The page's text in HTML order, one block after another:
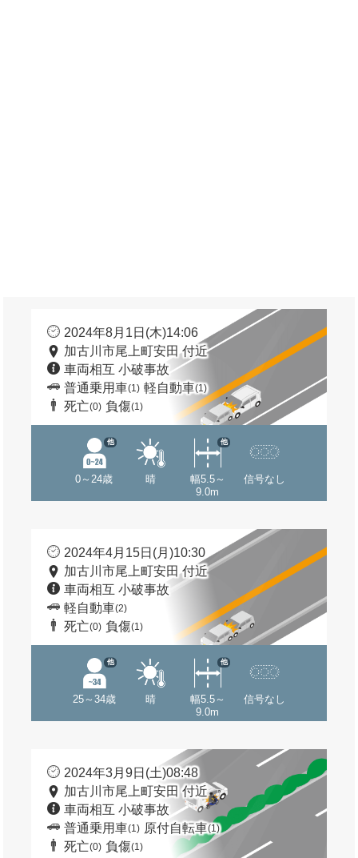
2024年8月1日(木)14:06
加古川市尾上町安田 付近
車両相互 小破事故
普通乗用車(1) 軽自動車(1)
死亡(0) 負傷(1)
0～24歳
他
晴
幅5.5～
9.0m
他
信号なし
2024年4月15日(月)10:30
加古川市尾上町安田 付近
車両相互 小破事故
軽自動車(2)
死亡(0) 負傷(1)
25～34歳
他
晴
幅5.5～
9.0m
他
信号なし
2024年3月9日(土)08:48
加古川市尾上町安田 付近
車両相互 小破事故
普通乗用車(1) 原付自転車(1)
死亡(0) 負傷(1)